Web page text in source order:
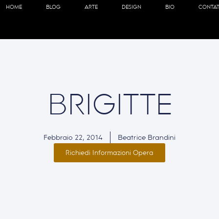
HOME BLOG ARTE DESIGN BIO
BRIGITTE
Febbraio 22, 2014 Beatrice Brandini
Richiedi Informazioni Opera